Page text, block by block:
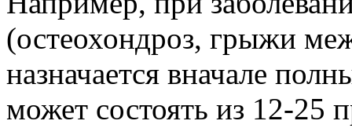
(остеохондроз, грыжи
назначается вначале
может состоять из 12-25